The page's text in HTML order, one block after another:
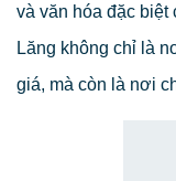
và văn hóa đặc biệt
Lăng không chỉ là
giá, mà còn là nơi